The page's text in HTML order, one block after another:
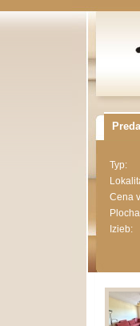
Typ:
Cena
Izieb: